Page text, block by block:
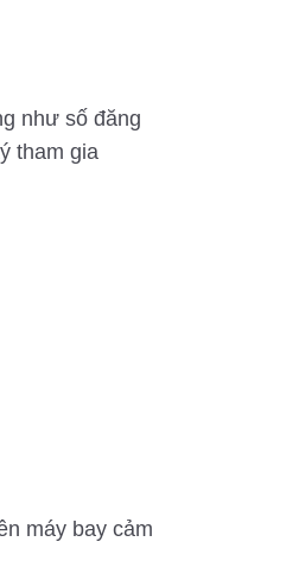
như số đăng
tham gia
máy bay cảm